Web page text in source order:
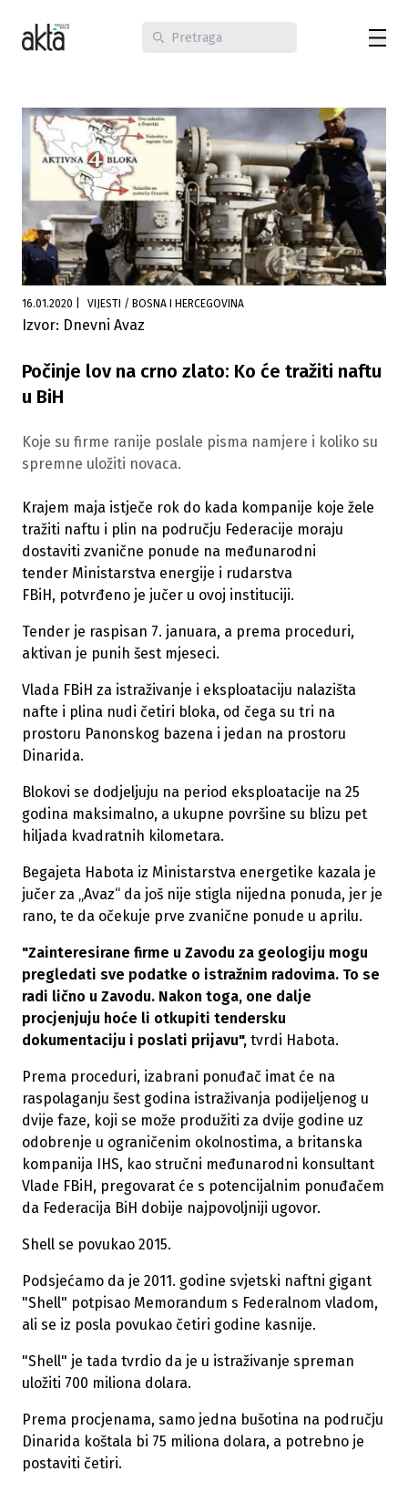
16.01.2020 VIJESTI / BOSNA I HERCEGOVINA
Izvor: Dnevni Avaz
Počinje lov na crno zlato: Ko će tražiti naftu
u BiH
Koje su firme ranije poslale pisma namjere i koliko su
spremne uložiti novaca.
Krajem maja istječe rok do kada kompanije koje žele
tražiti naftu i plin na području Federacije moraju
dostaviti zvanične ponude na međunarodni
tender Ministarstva energije i rudarstva
FBiH, potvrđeno je jučer u ovoj instituciji.
Tender je raspisan 7. januara, a prema proceduri,
aktivan je punih šest mjeseci.
Vlada FBiH za istraživanje i eksploataciju nalazišta
nafte i plina nudi četiri bloka, od čega su tri na
prostoru Panonskog bazena i jedan na prostoru
Dinarida.
Blokovi se dodjeljuju na period eksploatacije na 25
godina maksimalno, a ukupne površine su blizu pet
hiljada kvadratnih kilometara.
Begajeta Habota iz Ministarstva energetike kazala je
jučer za „Avaz“ da još nije stigla nijedna ponuda, jer je
rano, te da očekuje prve zvanične ponude u aprilu.
"Zainteresirane firme u Zavodu za geologiju mogu
pregledati sve podatke o istražnim radovima. To se
radi lično u Zavodu. Nakon toga, one dalje
procjenjuju hoće li otkupiti tendersku
dokumentaciju i poslati prijavu", tvrdi Habota.
Prema proceduri, izabrani ponuđač imat će na
raspolaganju šest godina istraživanja podijeljenog u
dvije faze, koji se može produžiti za dvije godine uz
odobrenje u ograničenim okolnostima, a britanska
kompanija IHS, kao stručni međunarodni konsultant
Vlade FBiH, pregovarat će s potencijalnim ponuđačem
da Federacija BiH dobije najpovoljniji ugovor.
Shell se povukao 2015.
Podsjećamo da je 2011. godine svjetski naftni gigant
"Shell" potpisao Memorandum s Federalnom vladom,
ali se iz posla povukao četiri godine kasnije.
"Shell" je tada tvrdio da je u istraživanje spreman
uložiti 700 miliona dolara.
Prema procjenama, samo jedna bušotina na području
Dinarida koštala bi 75 miliona dolara, a potrebno je
postaviti četiri.